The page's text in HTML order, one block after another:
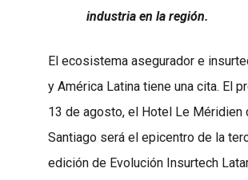
industria en la región.
El ecosistema asegurador e
y América Latina tiene una cita. El
13 de agosto, el Hotel Le Méridien
Santiago será el epicentro de la
edición de Evolución Insurtech